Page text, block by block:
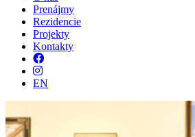
Prenájmy
Rezidencie
Projekty
Kontakty
Facebook
Instagram
EN